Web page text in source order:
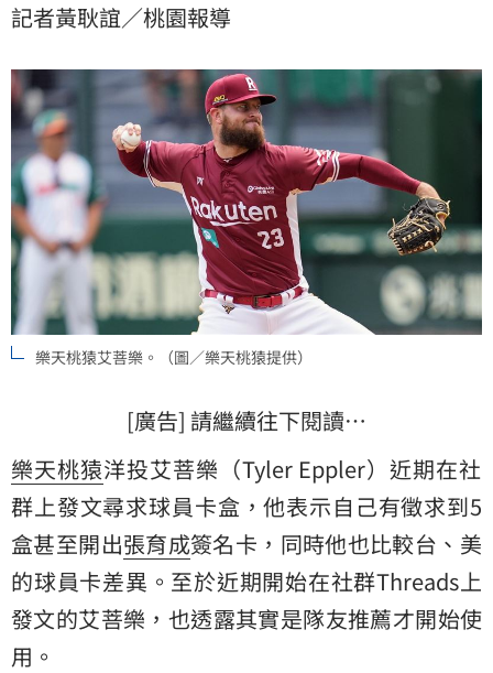
記者黃耿誼／桃園報導
樂天桃猿艾菩樂。（圖／樂天桃猿提供）
[廣告] 請繼續往下閱讀…
樂天桃猿洋投艾菩樂（Tyler Eppler）近期在社
群上發文尋求球員卡盒，他表示自己有徵求到5
盒甚至開出張育成簽名卡，同時他也比較台、美
的球員卡差異。至於近期開始在社群Threads上
發文的艾菩樂，也透露其實是隊友推薦才開始使
用。